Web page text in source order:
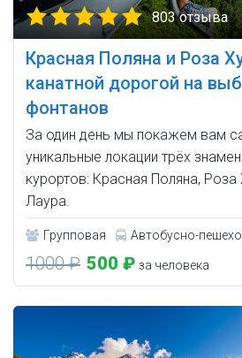
803 отзыва
Красная Поляна и Роза
канатной дорогой на
фонтанов
За один день мы покажем вам
уникальные локации трёх
курортов: Красная Поляна, Роза
Лаура.
Групповая Автобусно-
1000 ₽ 500 ₽ за человека